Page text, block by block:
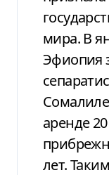
мира. В
Эфиопия
аренде
лет.